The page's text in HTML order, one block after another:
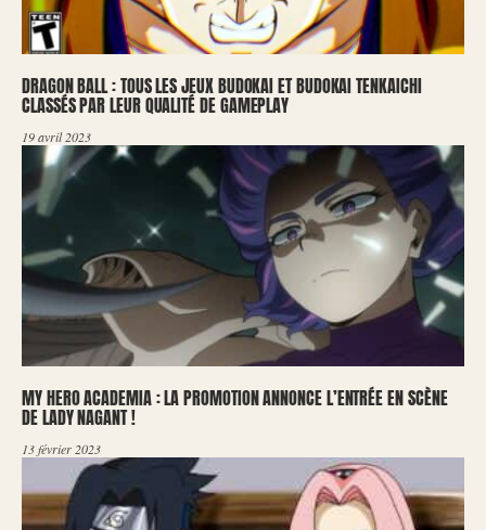
DRAGON BALL : TOUS LES JEUX BUDOKAI ET BUDOKAI TENKAICHI
CLASSÉS PAR LEUR QUALITÉ DE GAMEPLAY
19 avril 2023
MY HERO ACADEMIA : LA PROMOTION ANNONCE L’ENTRÉE EN SCÈNE
DE LADY NAGANT !
13 février 2023